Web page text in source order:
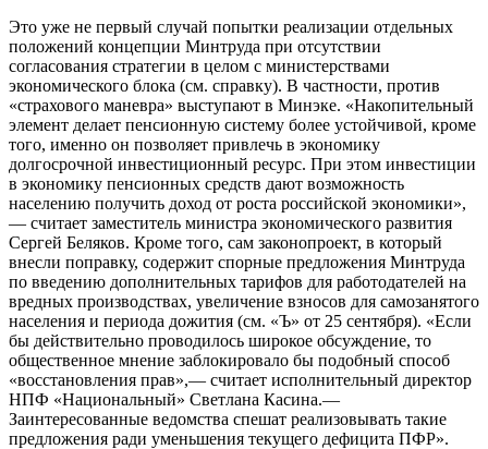
Это уже не первый случай попытки реализации отдельных
положений концепции Минтруда при отсутствии
согласования стратегии в целом с министерствами
экономического блока (см. справку). В частности, против
«страхового маневра» выступают в Минэке. «Накопительный
элемент делает пенсионную систему более устойчивой, кроме
того, именно он позволяет привлечь в экономику
долгосрочной инвестиционный ресурс. При этом инвестиции
в экономику пенсионных средств дают возможность
населению получить доход от роста российской экономики»,
— считает заместитель министра экономического развития
Сергей Беляков. Кроме того, сам законопроект, в который
внесли поправку, содержит спорные предложения Минтруда
по введению дополнительных тарифов для работодателей на
вредных производствах, увеличение взносов для самозанятого
населения и периода дожития (см. «Ъ» от 25 сентября). «Если
бы действительно проводилось широкое обсуждение, то
общественное мнение заблокировало бы подобный способ
«восстановления прав»,— считает исполнительный директор
НПФ «Национальный» Светлана Касина.—
Заинтересованные ведомства спешат реализовывать такие
предложения ради уменьшения текущего дефицита ПФР».